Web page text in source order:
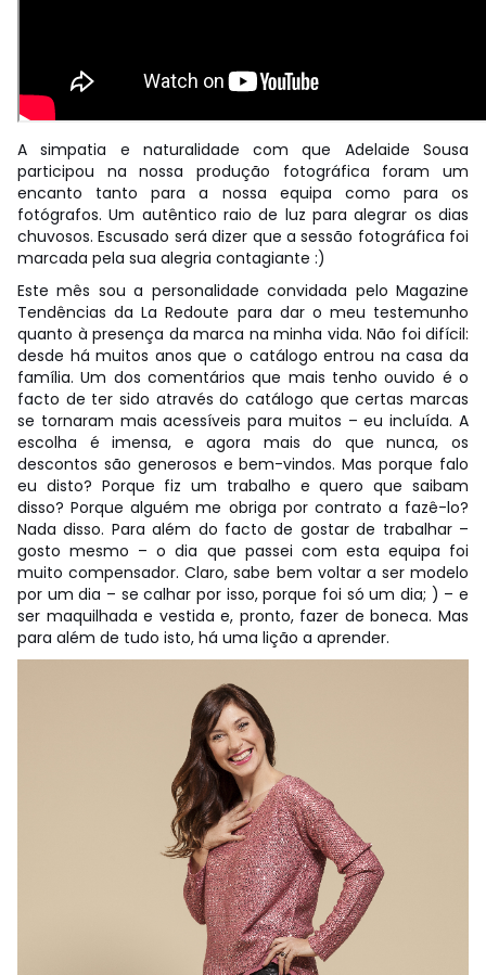
A simpatia e naturalidade com que Adelaide Sousa
participou na nossa produção fotográfica foram um
encanto tanto para a nossa equipa como para os
fotógrafos. Um autêntico raio de luz para alegrar os dias
chuvosos. Escusado será dizer que a sessão fotográfica foi
marcada pela sua alegria contagiante :)
Este mês sou a personalidade convidada pelo Magazine
Tendências da La Redoute para dar o meu testemunho
quanto à presença da marca na minha vida. Não foi difícil:
desde há muitos anos que o catálogo entrou na casa da
família. Um dos comentários que mais tenho ouvido é o
facto de ter sido através do catálogo que certas marcas
se tornaram mais acessíveis para muitos – eu incluída. A
escolha é imensa, e agora mais do que nunca, os
descontos são generosos e bem-vindos. Mas porque falo
eu disto? Porque fiz um trabalho e quero que saibam
disso? Porque alguém me obriga por contrato a fazê-lo?
Nada disso. Para além do facto de gostar de trabalhar –
gosto mesmo – o dia que passei com esta equipa foi
muito compensador. Claro, sabe bem voltar a ser modelo
por um dia – se calhar por isso, porque foi só um dia; ) – e
ser maquilhada e vestida e, pronto, fazer de boneca. Mas
para além de tudo isto, há uma lição a aprender.